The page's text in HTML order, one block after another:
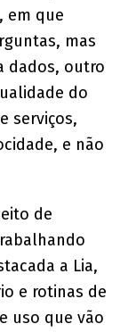
em que
mas
dados, outro
do
serviços,
e não
de
a Lia,
e rotinas de
uso que vão